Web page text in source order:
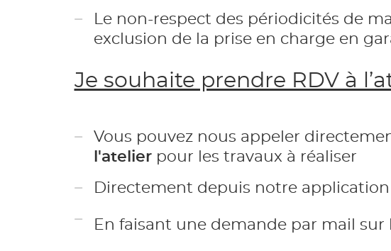
Le non-respect des périodicités de
exclusion de la prise en charge en
Je souhaite prendre RDV à
Vous pouvez nous appeler
l'atelier pour les travaux à réaliser
Directement depuis notre
En faisant une demande par mail sur